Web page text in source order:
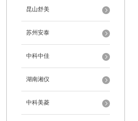
昆山舒美
苏州安泰
中科中佳
湖南湘仪
中科美菱